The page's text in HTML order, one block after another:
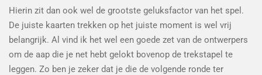
Hierin zit dan ook wel de grootste geluksfactor van het spel.
De juiste kaarten trekken op het juiste moment is wel vrij
belangrijk. Al vind ik het wel een goede zet van de ontwerpers
om de aap die je net hebt gelokt bovenop de trekstapel te
leggen. Zo ben je zeker dat je die de volgende ronde ter